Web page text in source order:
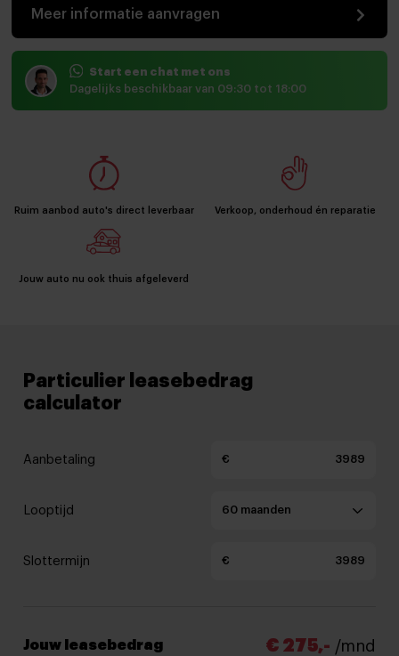
Meer informatie aanvragen
Start een chat met ons
Dagelijks beschikbaar van 09:30 tot 18:00
Ruim aanbod auto's direct leverbaar Verkoop, onderhoud én reparatie
Jouw auto nu ook thuis afgeleverd
Particulier leasebedrag
calculator
Aanbetaling €
Looptijd
Slottermijn €
Jouw leasebedrag € 275,- /mnd